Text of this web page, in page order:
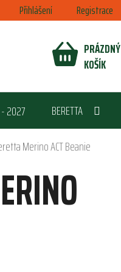
Přihlášení Registrace
NÁKUPNÍ
PRÁZDNÝ
KOŠÍK
2027
BERETTA
Merino ACT Beanie